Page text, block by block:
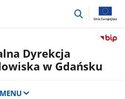
przejdź
Dyrekcja
w Gdańsku
MENU